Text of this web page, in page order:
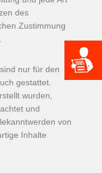
des
Zustimmung
nur für den
gestattet.
wurden,
und
von
Inhalte